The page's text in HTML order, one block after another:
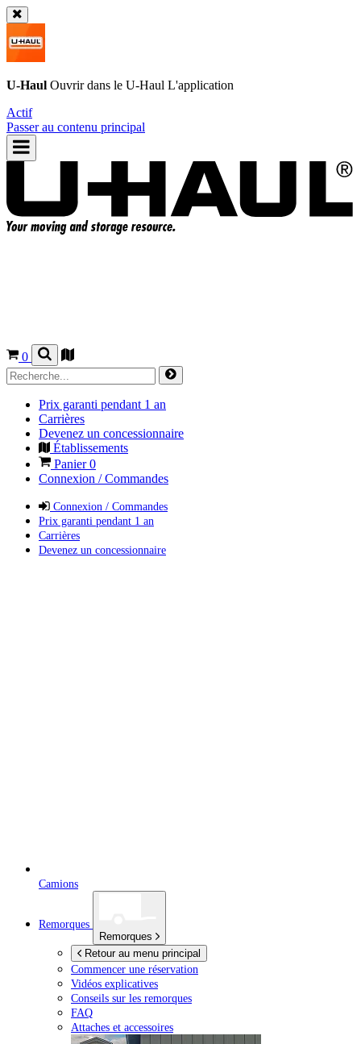
U-Haul Ouvrir dans le U-Haul L'application
Actif
Passer au contenu principal
0
Prix garanti pendant 1 an
Carrières
Devenez un concessionnaire
Établissements
Panier0
Connexion / Commandes
Connexion / Commandes
Prix garanti pendant 1 an
Carrières
Devenez un concessionnaire
Camions
Remorques
Remorques
Retour au menu principal
Commencer une réservation
Vidéos explicatives
Conseils sur les remorques
FAQ
Attaches et accessoires